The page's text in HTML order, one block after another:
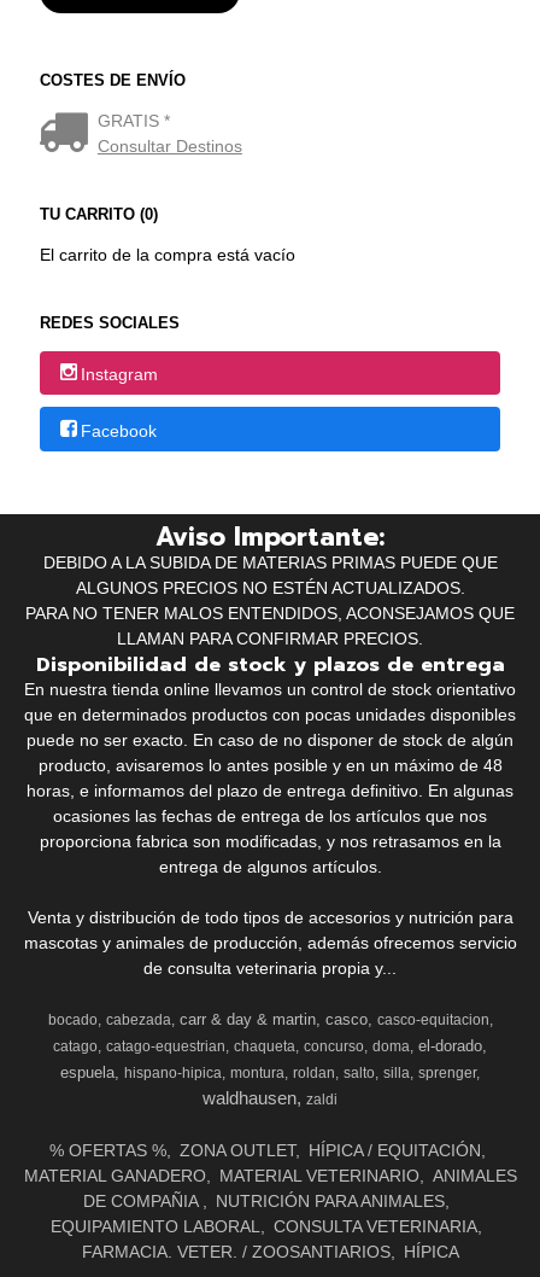
COSTES DE ENVÍO
GRATIS *
Consultar Destinos
TU CARRITO (0)
El carrito de la compra está vacío
REDES SOCIALES
Instagram
Facebook
Aviso Importante:
DEBIDO A LA SUBIDA DE MATERIAS PRIMAS PUEDE QUE
ALGUNOS PRECIOS NO ESTÉN ACTUALIZADOS.
PARA NO TENER MALOS ENTENDIDOS, ACONSEJAMOS QUE
LLAMAN PARA CONFIRMAR PRECIOS.
Disponibilidad de stock y plazos de entrega
En nuestra tienda online llevamos un control de stock orientativo
que en determinados productos con pocas unidades disponibles
puede no ser exacto. En caso de no disponer de stock de algún
producto, avisaremos lo antes posible y en un máximo de 48
horas, e informamos del plazo de entrega definitivo. En algunas
ocasiones las fechas de entrega de los artículos que nos
proporciona fabrica son modificadas, y nos retrasamos en la
entrega de algunos artículos.
Venta y distribución de todo tipos de accesorios y nutrición para
mascotas y animales de producción, además ofrecemos servicio
de consulta veterinaria propia y...
bocado cabezada carr & day & martin casco
casco-equitacion
catago catago-equestrian chaqueta concurso doma el-dorado
espuela
hispano-hipica montura roldan salto silla sprenger
waldhausen zaldi
% OFERTAS % ZONA OUTLET
HÍPICA / EQUITACIÓN
MATERIAL GANADERO
MATERIAL VETERINARIO
ANIMALES
DE COMPAÑIA
NUTRICIÓN PARA ANIMALES
EQUIPAMIENTO LABORAL
CONSULTA VETERINARIA
FARMACIA. VETER. / ZOOSANTIARIOS
HÍPICA